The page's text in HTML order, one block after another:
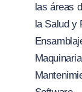
las áreas
la Salud y